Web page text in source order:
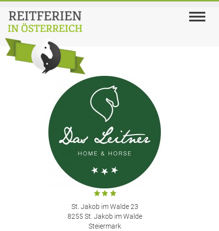
St. Jakob im Walde 23
8255 St. Jakob im Walde
Steiermark